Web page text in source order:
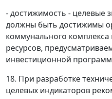
- достижимость - целевые
должны быть достижимы
коммунального комплекса
ресурсов,
инвестиционной
18. При разработке
целевых индикаторов